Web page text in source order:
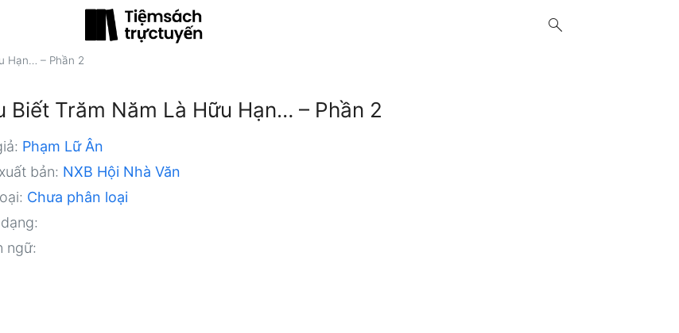
search
Hạn… – Phần 2
Biết Trăm Năm Là Hữu Hạn… – Phần 2
Phạm Lữ Ân
bản: NXB Hội Nhà Văn
Chưa phân loại
ngữ: